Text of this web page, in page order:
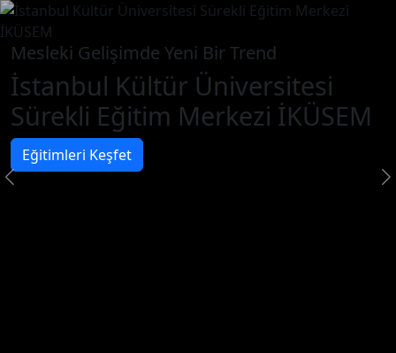
Mesleki Gelişimde Yeni Bir Trend
İstanbul Kültür Üniversitesi
Sürekli Eğitim Merkezi İKÜSEM
Eğitimleri Keşfet